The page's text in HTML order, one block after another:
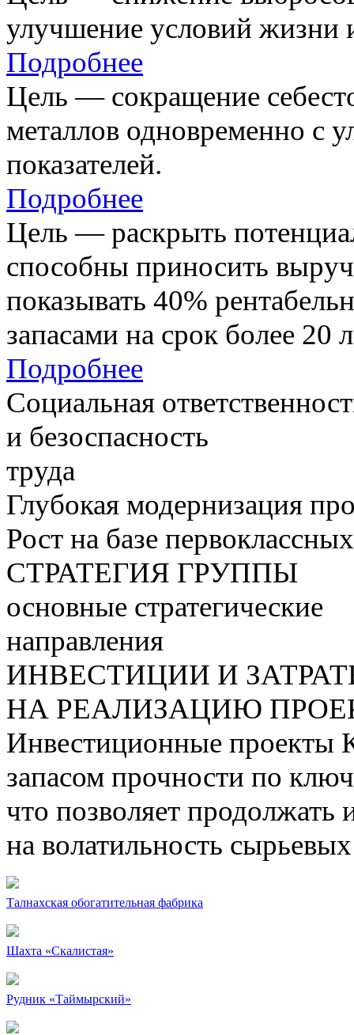
улучшение условий жизни
Подробнее
Цель — сокращение
металлов одновременно с
показателей.
Подробнее
Цель — раскрыть
способны приносить
показывать 40%
запасами на срок более 20
Подробнее
Социальная
и безоспасность
труда
Глубокая модернизация
Рост на базе
СТРАТЕГИЯ ГРУППЫ
основные стратегические
направления
ИНВЕСТИЦИИ И
НА РЕАЛИЗАЦИЮ
Инвестиционные проекты
запасом прочности по
что позволяет продолжать
на волатильность
Талнахская обогатительная фабрика
Шахта «Скалистая»
Рудник «Таймырский»